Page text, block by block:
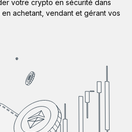
épreuve
votre crypto en sécurité dans
achetant, vendant et gérant vos